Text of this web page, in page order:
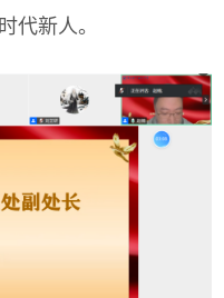
代新人。